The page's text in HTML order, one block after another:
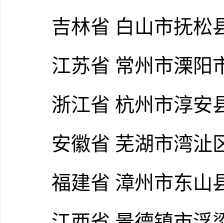
吉林省 白山市抚松
江苏省 常州市溧阳
浙江省 杭州市淳安
安徽省 芜湖市湾沚
福建省 漳州市东山